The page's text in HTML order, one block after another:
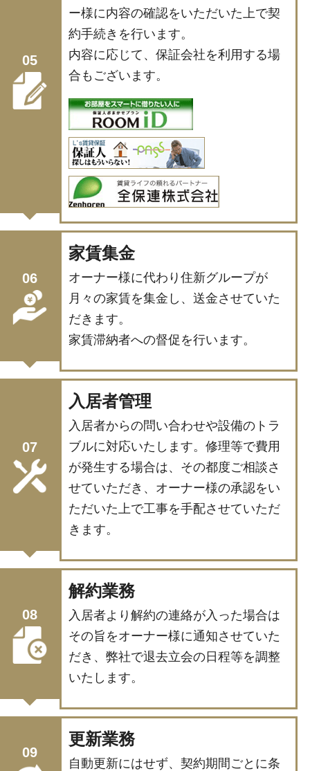
05
ー様に内容の確認をいただいた上で契
約手続きを行います。
内容に応じて、保証会社を利用する場
合もございます。
06
家賃集金
オーナー様に代わり住新グループが
月々の家賃を集金し、送金させていた
だきます。
家賃滞納者への督促を行います。
07
入居者管理
入居者からの問い合わせや設備のトラ
ブルに対応いたします。修理等で費用
が発生する場合は、その都度ご相談さ
せていただき、オーナー様の承認をい
ただいた上で工事を手配させていただ
きます。
08
解約業務
入居者より解約の連絡が入った場合は
その旨をオーナー様に通知させていた
だき、弊社で退去立会の日程等を調整
いたします。
09
更新業務
自動更新にはせず、契約期間ごとに条